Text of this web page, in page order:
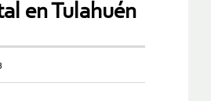
en Tulahuén